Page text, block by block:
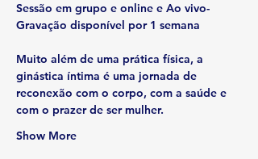
Sessão em grupo e online e Ao vivo-
Gravação disponível por 1 semana
Muito além de uma prática física, a
ginástica íntima é uma jornada de
reconexão com o corpo, com a saúde e
com o prazer de ser mulher.
Show More